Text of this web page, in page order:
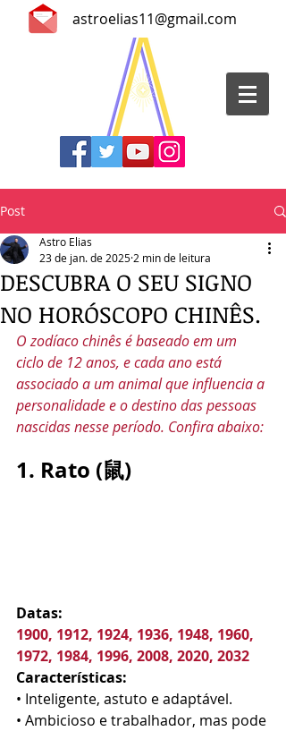
astroelias11@gmail.com
Post
DESCUBRA O SEU SIGNO
NO HORÓSCOPO CHINÊS.
Astro Elias
23 de jan. de 2025 2 min de leitura
O zodíaco chinês é baseado em um
ciclo de 12 anos, e cada ano está
associado a um animal que influencia a
personalidade e o destino das pessoas
nascidas nesse período. Confira abaixo:
1. Rato (鼠)
Datas:
1900, 1912, 1924, 1936, 1948, 1960,
1972, 1984, 1996, 2008, 2020, 2032
Características:
• Inteligente, astuto e adaptável.
• Ambicioso e trabalhador, mas pode